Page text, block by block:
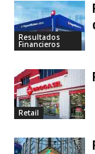
Resultados
Financieros
Retail